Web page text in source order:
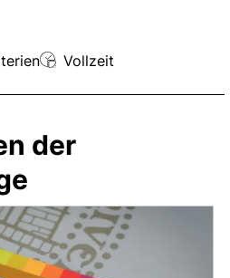
Studienform:
Vollzeit
der